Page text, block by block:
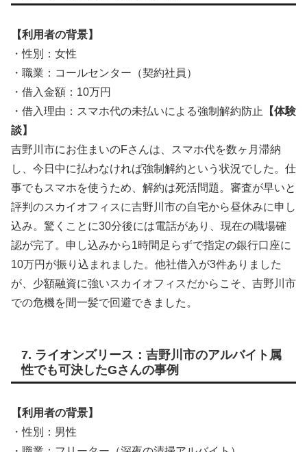
【利用者の背景】
・性別：女性
・職業：コールセンター（契約社員）
・借入金額：10万円
・借入理由：スマホ代の未払いによる強制解約防止
【体験
談】
吉野川市にお住まいのFさんは、スマホ代を数ヶ月滞納
し、今日中に払わなければ強制解約という状況でした。仕
事でもスマホを使うため、解約は死活問題。審査が早いと
評判のスカイオフィスに吉野川市の自宅から昼休みに申し
込み。驚くことに30分後には電話があり、現在の職場確
認が完了。申し込みから1時間足らずで指定の銀行口座に
10万円が振り込まれました。他社借入が3件ありました
が、少額融資に強いスカイオフィスだからこそ、吉野川市
での危機を間一髪で回避できました。
7. ライオンズリース：吉野川市のアルバイト属
性でも可決したGさんの事例
【利用者の背景】
・性別：男性